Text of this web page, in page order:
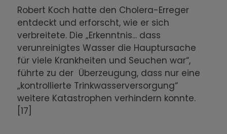
Robert Koch hatte den Cholera-Erreger
entdeckt und erforscht, wie er sich
verbreitete. Die „Erkenntnis... dass
verunreinigtes Wasser die Hauptursache
für viele Krankheiten und Seuchen war“,
führte zu der Überzeugung, dass nur eine
„kontrollierte Trinkwasserversorgung“
weitere Katastrophen verhindern konnte.
[17]